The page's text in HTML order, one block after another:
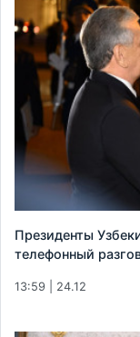
Президенты
телефонный
13:59 | 24.12